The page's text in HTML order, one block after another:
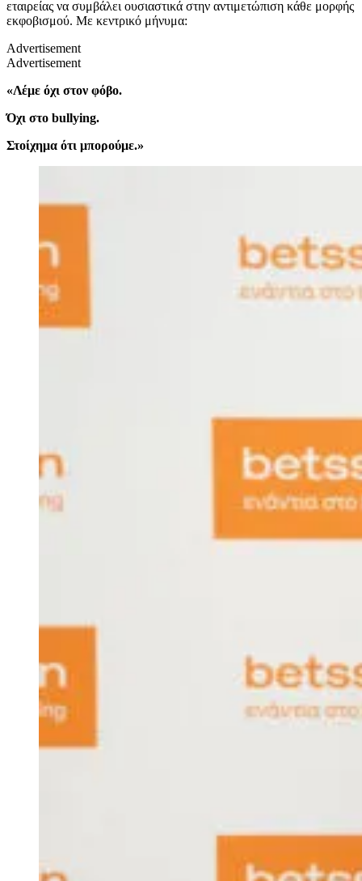
εταιρείας να συμβάλει ουσιαστικά στην αντιμετώπιση κάθε μορφής
εκφοβισμού. Με κεντρικό μήνυμα:
Advertisement
Advertisement
«Λέμε όχι στον φόβο.
Όχι στο bullying.
Στοίχημα ότι μπορούμε.»